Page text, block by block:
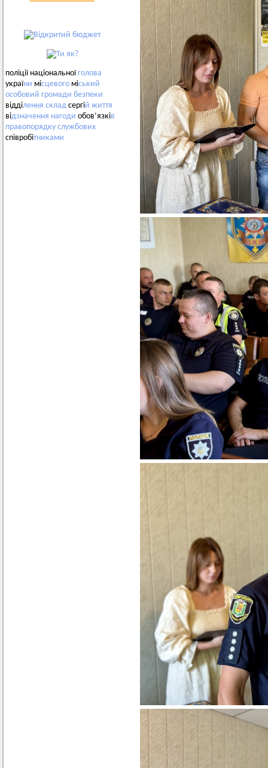
поліції національноїголова
україни місцевого міський
особовий громади безпеки
відділення склад сергій життя
відзначення нагоди обов’язків
правопорядку службових
співробітниками